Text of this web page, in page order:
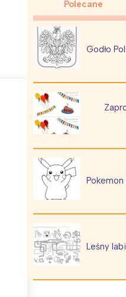
Polecane
Godło
Pokemon
Leśny